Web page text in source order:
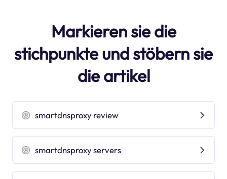
Markieren sie die
stichpunkte und stöbern sie
die artikel
smartdnsproxy review
smartdnsproxy servers